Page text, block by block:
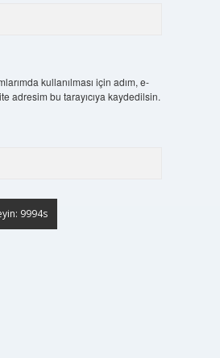
kullanılması için adım, e-
adresim bu tarayıcıya kaydedilsin.